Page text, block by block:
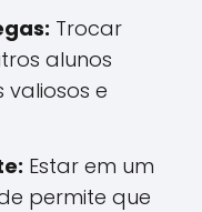
Trocar
alunos
valiosos e
Estar em um
permite que